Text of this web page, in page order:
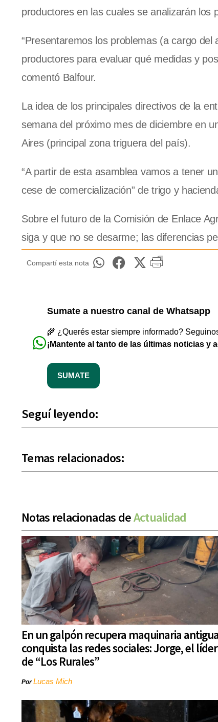
productores en las cuales se analizarán
“Presentaremos los problemas (a cargo
productores para evaluar qué medidas y
comentó Balfour.
La idea de los principales directivos de la
semana del próximo mes de diciembre en
Aires (principal zona triguera del país).
“A partir de esta asamblea vamos a tener
cese de comercialización” de trigo y
Sobre el futuro de la Comisión de Enlace
siga y que no se desarme; las diferencias
Compartí esta nota
Sumate a nuestro canal de Whatsapp
🌾 ¿Querés estar siempre informado?
¡Mantente al tanto de las últimas noticias y
SUMATE
Seguí leyendo:
Temas relacionados:
Notas relacionadas deActualidad
En un galpón recupera maquinaria
conquista las redes sociales: Jorge, el líder
de “Los Rurales”
PorLucas Mich